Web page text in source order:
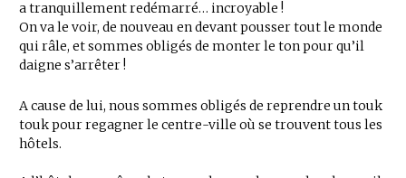
a tranquillement redémarré… incroyable !
On va le voir, de nouveau en devant pousser tout le monde
qui râle, et sommes obligés de monter le ton pour qu’il
daigne s’arrêter !
A cause de lui, nous sommes obligés de reprendre un touk
touk pour regagner le centre-ville où se trouvent tous les
hôtels.